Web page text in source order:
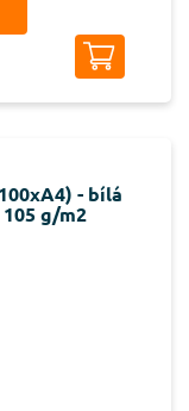
- bílá
g/m2